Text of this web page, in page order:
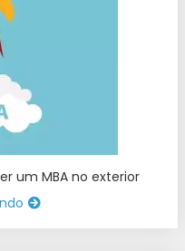
um MBA no exterior